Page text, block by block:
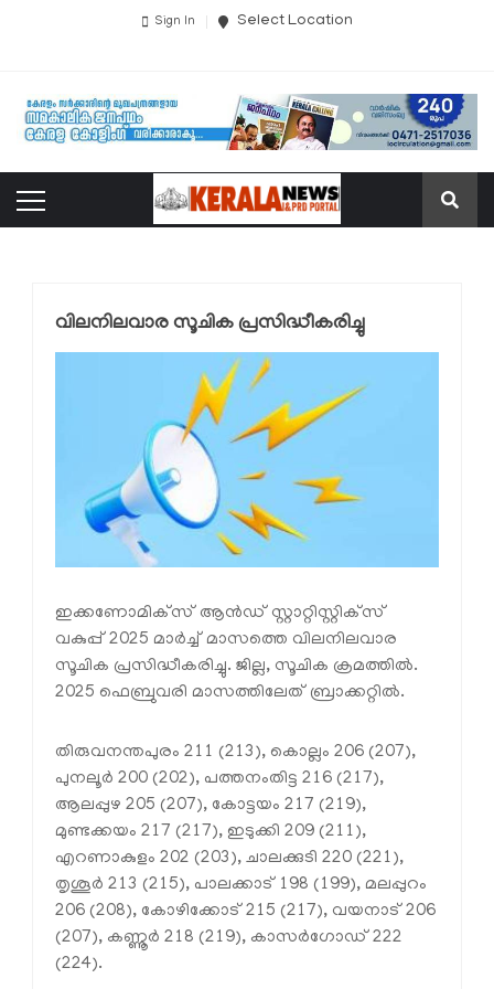
Sign In Select Location
വിലനിലവാര സൂചിക പ്രസിദ്ധീകരിച്ചു
ഇക്കണോമിക്‌സ് ആൻഡ് സ്റ്റാറ്റിസ്റ്റിക്‌സ്
വകുപ്പ് 2025 മാർച്ച് മാസത്തെ വിലനിലവാര
സൂചിക പ്രസിദ്ധീകരിച്ചു. ജില്ല, സൂചിക ക്രമത്തിൽ.
2025 ഫെബ്രുവരി മാസത്തിലേത് ബ്രാക്കറ്റിൽ.
തിരുവനന്തപുരം 211 (213), കൊല്ലം 206 (207),
പുനലൂർ 200 (202), പത്തനംതിട്ട 216 (217),
ആലപ്പുഴ 205 (207), കോട്ടയം 217 (219),
മുണ്ടക്കയം 217 (217), ഇടുക്കി 209 (211),
എറണാകുളം 202 (203), ചാലക്കുടി 220 (221),
തൃശൂർ 213 (215), പാലക്കാട് 198 (199), മലപ്പുറം
206 (208), കോഴിക്കോട് 215 (217), വയനാട് 206
(207), കണ്ണൂർ 218 (219), കാസർഗോഡ് 222
(224).